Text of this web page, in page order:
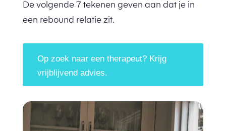
De volgende 7 tekenen geven aan dat je in
een rebound relatie zit.
Op zoek naar een therapeut? Krijg
vrijblijvend advies.